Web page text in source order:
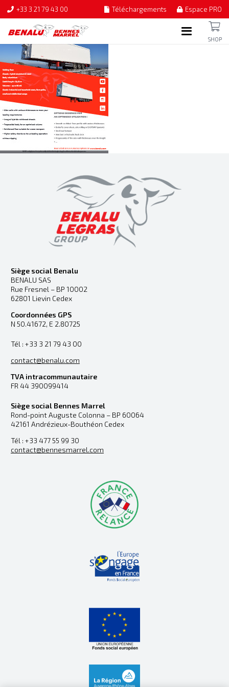
+33 3 21 79 43 00 Téléchargements Espace PRO
SHOP
Siège social Benalu
BENALU SAS
Rue Fresnel – BP 10002
62801 Lievin Cedex
Coordonnées GPS
N 50.41672, E 2.80725
Tél : +33 3 21 79 43 00
contact@benalu.com
TVA intracommunautaire
FR 44 390099414
Siège social Bennes Marrel
Rond-point Auguste Colonna – BP 60064
42161 Andrézieux-Bouthéon Cedex
Tél : +33 477 55 99 30
contact@bennesmarrel.com